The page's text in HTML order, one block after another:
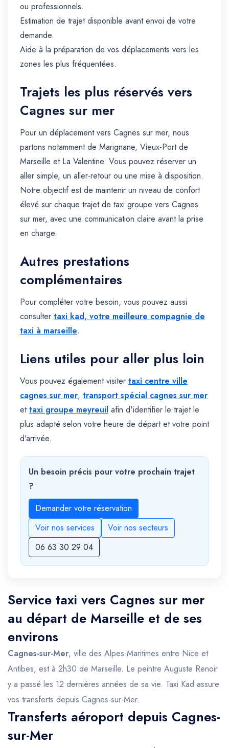
ou professionnels.
Estimation de trajet disponible avant envoi de votre
demande.
Aide à la préparation de vos déplacements vers les
zones les plus fréquentées.
Trajets les plus réservés vers
Cagnes sur mer
Pour un déplacement vers Cagnes sur mer, nous
partons notamment de Marignane, Vieux-Port de
Marseille et La Valentine. Vous pouvez réserver un
aller simple, un aller-retour ou une mise à disposition.
Notre objectif est de maintenir un niveau de confort
élevé sur chaque trajet de taxi groupe vers Cagnes
sur mer, avec une communication claire avant la prise
en charge.
Autres prestations
complémentaires
Pour compléter votre besoin, vous pouvez aussi
consulter taxi kad, votre meilleure compagnie de
taxi à marseille.
Liens utiles pour aller plus loin
Vous pouvez également visiter taxi centre ville
cagnes sur mer, transport spécial cagnes sur mer
ettaxi groupe meyreuil afin d'identifier le trajet le
plus adapté selon votre heure de départ et votre point
d'arrivée.
Un besoin précis pour votre prochain trajet
?
Demander votre réservation
Voir nos services
Voir nos secteurs
06 63 30 29 04
Service taxi vers Cagnes sur mer
au départ de Marseille et de ses
environs
Cagnes-sur-Mer, ville des Alpes-Maritimes entre Nice et
Antibes, est à 2h30 de Marseille. Le peintre Auguste Renoir
y a passé les 12 dernières années de sa vie. Taxi Kad assure
vos transferts depuis Cagnes-sur-Mer.
Transferts aéroport depuis Cagnes-
sur-Mer